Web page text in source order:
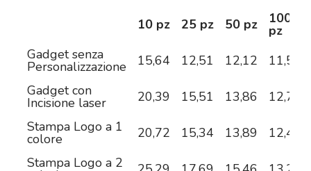
10 pz 25 pz 50 pz 100
pz
Gadget senza
Personalizzazione 15,64 12,51 12,12
11,50
Gadget con
Incisione laser 20,39 15,51 13,86
12,72
Stampa Logo a 1
colore 20,72 15,34 13,89
12,49
Stampa Logo a 2